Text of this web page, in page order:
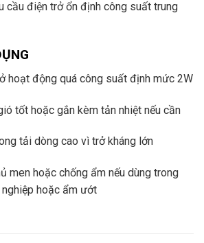
cầu điện trở ổn định công suất trung
hoạt động quá công suất định mức 2W
tốt hoặc gắn kèm tản nhiệt nếu cần
tải dòng cao vì trở kháng lớn
men hoặc chống ẩm nếu dùng trong
hoặc ẩm ướt